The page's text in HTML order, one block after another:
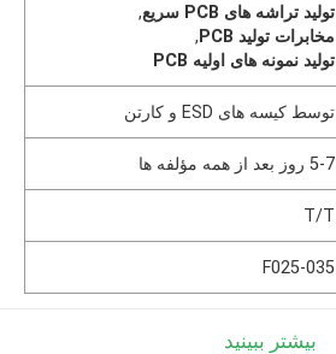
تولید تراشه های PCB سریع
,
مخابرات تولید PCB
,
تولید نمونه های اولیه PCB
توسط کیسه های ESD و کارتن
5-7 روز بعد از همه مؤلفه ها
T/T
F025-035
بیشتر ببینید